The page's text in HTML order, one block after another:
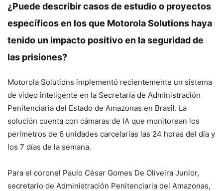
¿Puede describir casos de estudio o proyectos
específicos en los que Motorola Solutions haya
tenido un impacto positivo en la seguridad de
las prisiones?
Motorola Solutions implementó recientemente un sistema
de video inteligente en la Secretaría de Administración
Penitenciaria del Estado de Amazonas en Brasil. La
solución cuenta con cámaras de IA que monitorean los
perímetros de 6 unidades carcelarias las 24 horas del día y
los 7 días de la semana.
Para el coronel Paulo César Gomes De Oliveira Junior,
secretario de Administración Penitenciaria del Amazonas,